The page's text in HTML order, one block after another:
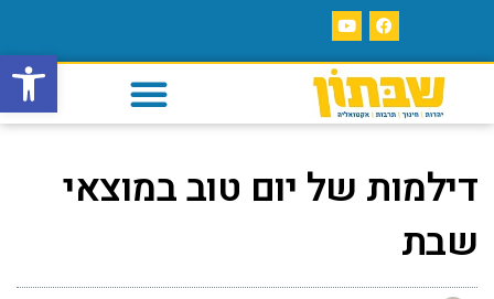
פתח
דילמות של יום טוב במוצאי
שבת